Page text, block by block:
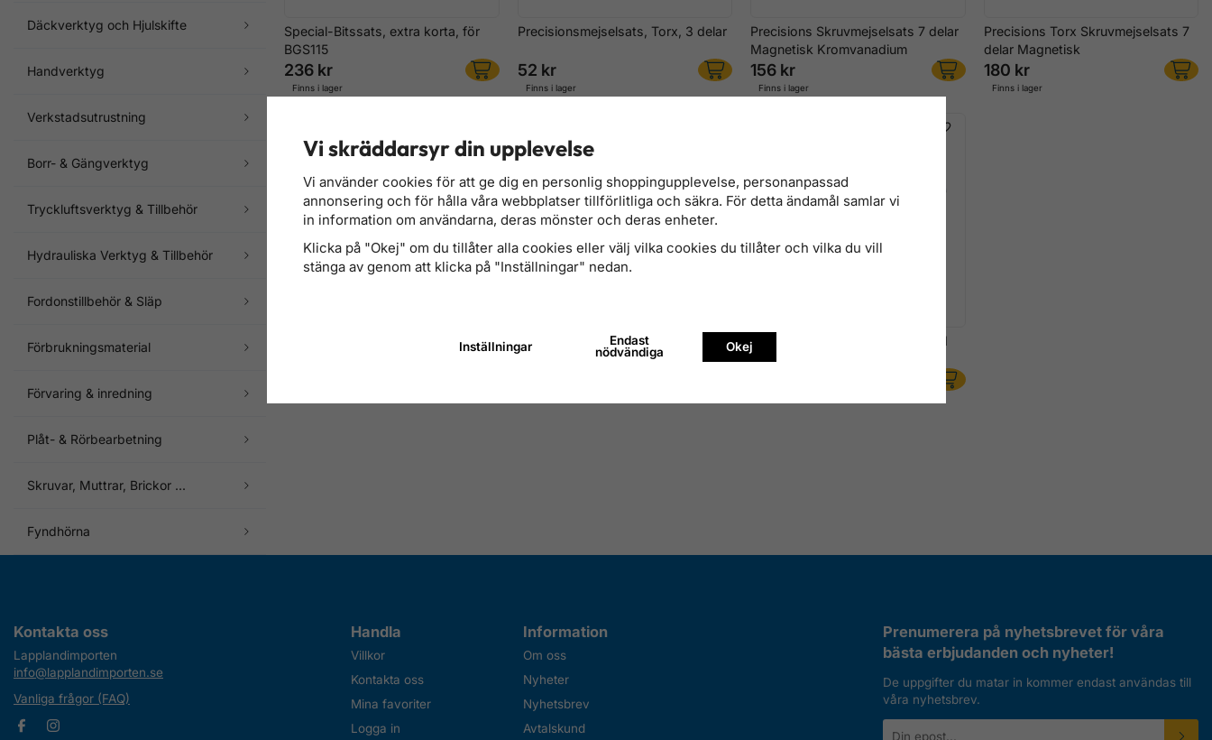
Däckverktyg och Hjulskifte
Handverktyg
Verkstadsutrustning
Borr- & Gängverktyg
Tryckluftsverktyg & Tillbehör
Hydrauliska Verktyg & Tillbehör
Fordonstillbehör & Släp
Förbrukningsmaterial
Förvaring & inredning
Plåt- & Rörbearbetning
Skruvar, Muttrar, Brickor ...
Fyndhörna
Special-Bitssats, extra korta, för
BGS115
236 kr
Finns i lager
Precisionsmejselsats, Torx, 3 delar
52 kr
Finns i lager
Precisions Skruvmejselsats 7 delar
Magnetisk Kromvanadium
156 kr
Finns i lager
Precisions Torx Skruvmejselsats 7
delar Magnetisk
180 kr
Finns i lager
Elektronik-Skruvmejselsats, 8 delar
REA!
Precisions-Skruvmejsel- &
Kroksats, 12 delar
Precisions-Bitssats 21 delar med
magnetisk skål
Kontakta oss
Lapplandimporten
info@lapplandimporten.se
Vanliga frågor (FAQ)
Handla
Villkor
Kontakta oss
Mina favoriter
Logga in
Information
Om oss
Nyheter
Nyhetsbrev
Avtalskund
Prenumerera på nyhetsbrevet för våra
bästa erbjudanden och nyheter!
De uppgifter du matar in kommer endast användas till
våra nyhetsbrev.
Vi skräddarsyr din upplevelse
Vi använder cookies för att ge dig en personlig shoppingupplevelse, personanpassad
annonsering och för hålla våra webbplatser tillförlitliga och säkra. För detta ändamål samlar vi
in information om användarna, deras mönster och deras enheter.
Klicka på "Okej" om du tillåter alla cookies eller välj vilka cookies du tillåter och vilka du vill
stänga av genom att klicka på "Inställningar" nedan.
Inställningar
Endast
nödvändiga
Okej